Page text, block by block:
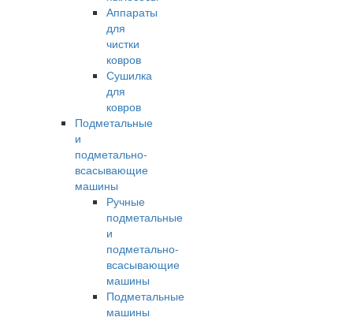
Аппараты
для
чистки
ковров
Сушилка
для
ковров
Подметальные
и
подметально-
всасывающие
машины
Ручные
подметальные
и
подметально-
всасывающие
машины
Подметальные
машины